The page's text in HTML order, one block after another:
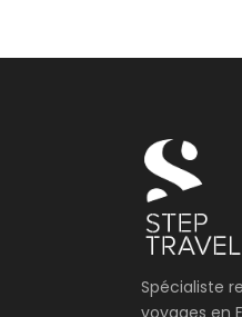
Spécialiste
voyages en